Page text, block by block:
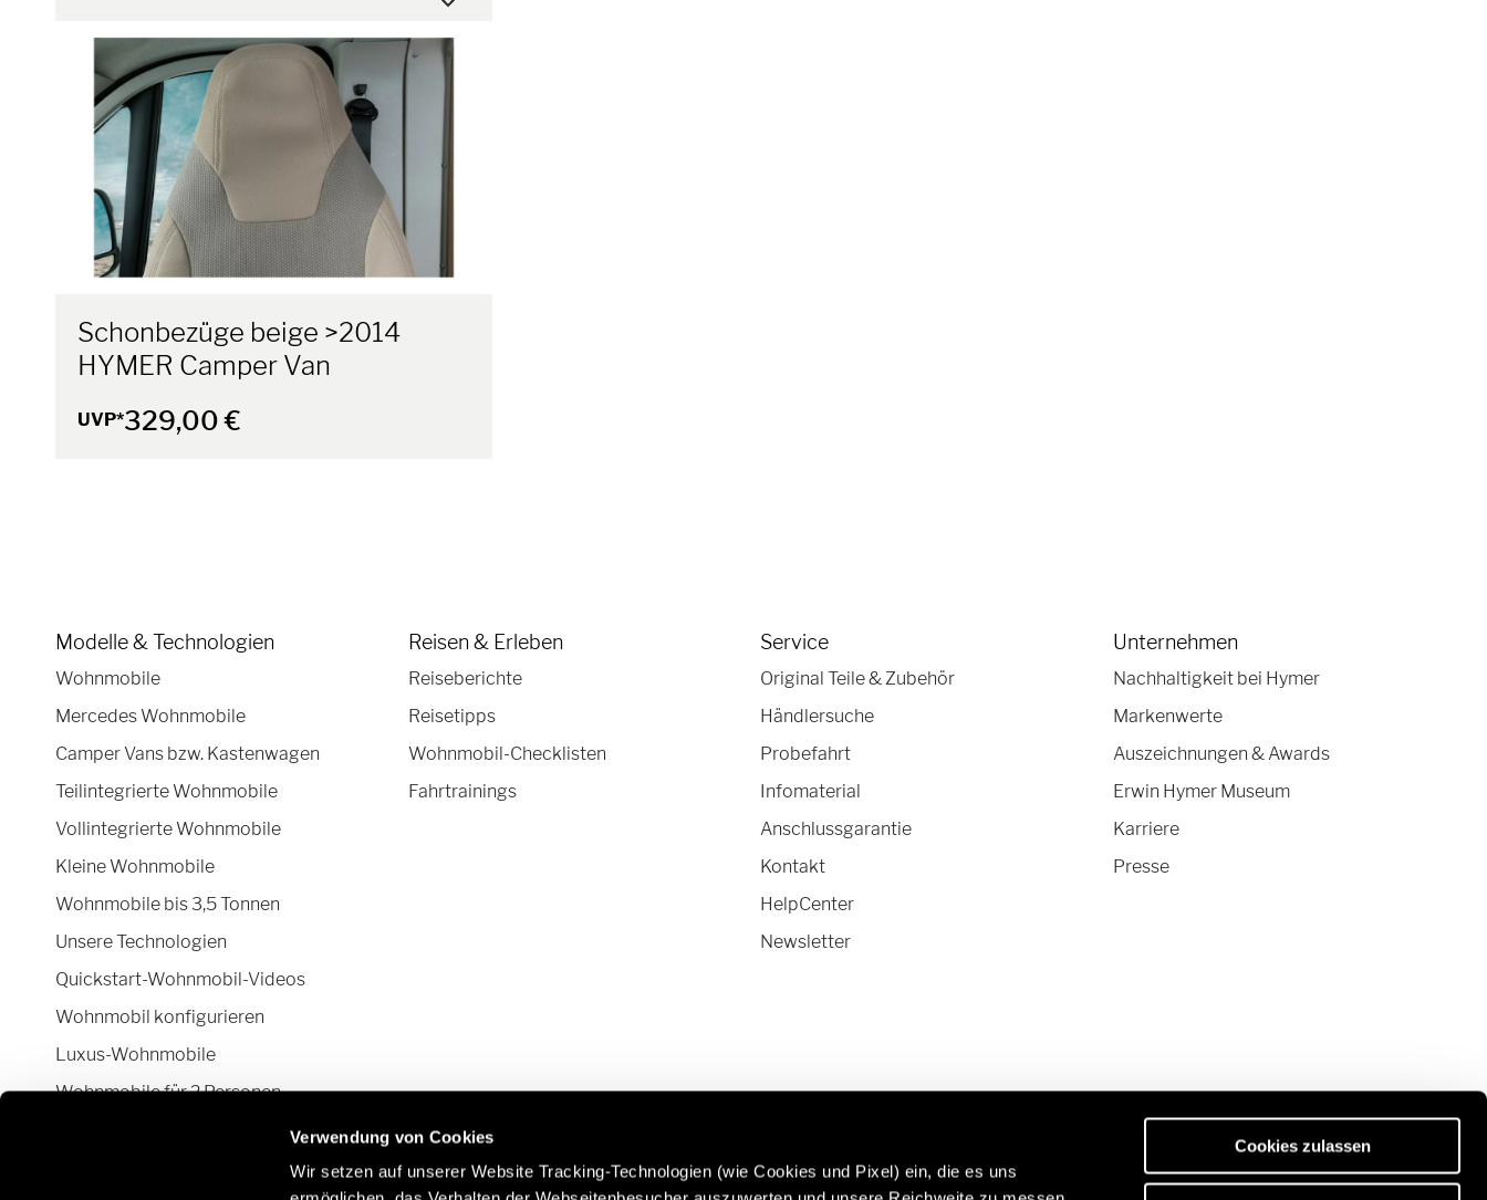
Verwendung von Cookies
Wir setzen auf unserer Website Tracking-Technologien (wie Cookies und Pixel) ein, die es uns
Cookies zulassen
Schonbezüge beige >2014
HYMER Camper Van
UVP*329,00 €
Modelle & Technologien
Wohnmobile
Mercedes Wohnmobile
Camper Vans bzw. Kastenwagen
Teilintegrierte Wohnmobile
Vollintegrierte Wohnmobile
Kleine Wohnmobile
Wohnmobile bis 3,5 Tonnen
Unsere Technologien
Quickstart-Wohnmobil-Videos
Wohnmobil konfigurieren
Luxus-Wohnmobile
Wohnmobile für 2 Personen
Reisen & Erleben
Reiseberichte
Reisetipps
Wohnmobil-Checklisten
Fahrtrainings
Service
Original Teile & Zubehör
Händlersuche
Probefahrt
Infomaterial
Anschlussgarantie
Kontakt
HelpCenter
Newsletter
Unternehmen
Nachhaltigkeit bei Hymer
Markenwerte
Auszeichnungen & Awards
Erwin Hymer Museum
Karriere
Presse